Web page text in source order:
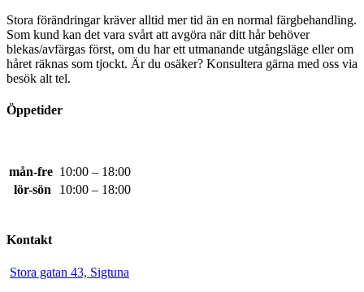
Stora förändringar kräver alltid mer tid än en normal färgbehandling.
Som kund kan det vara svårt att avgöra när ditt hår behöver
blekas/avfärgas först, om du har ett utmanande utgångsläge eller om
håret räknas som tjockt. Är du osäker? Konsultera gärna med oss via
besök alt tel.
Öppetider
mån-fre 10:00 – 18:00
lör-sön
10:00 – 18:00
Kontakt
Stora gatan 43, Sigtuna